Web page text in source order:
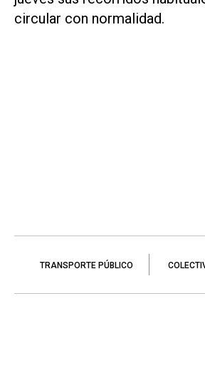
circular con normalidad.
TRANSPORTE PÚBLICO